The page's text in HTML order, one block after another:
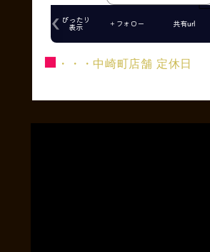
■ ・・・中崎町店舗 定休日